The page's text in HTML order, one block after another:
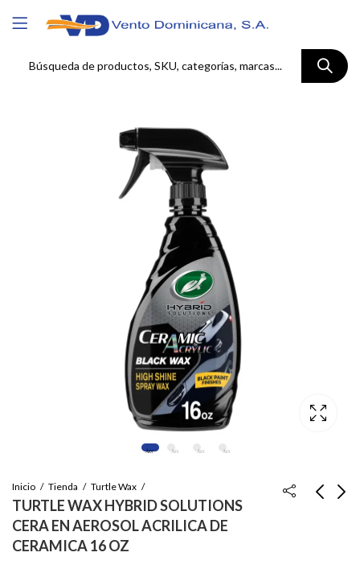
Inicio Tienda Turtle Wax
TURTLE WAX HYBRID SOLUTIONS
CERA EN AEROSOL ACRILICA DE
CERAMICA 16 OZ